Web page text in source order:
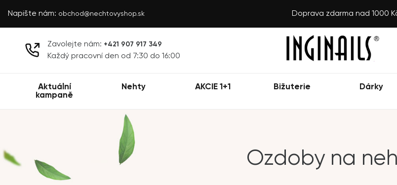
Napište nám: obchod@nechtovyshop.sk Doprava zdarma nad 1000
Zavolejte nám: +421 907 917 349
Každý pracovní den od 7:30 do 16:00
Aktuální
kampaně
Nehty AKCIE 1+1 Bižuterie Dárky
Ozdoby na